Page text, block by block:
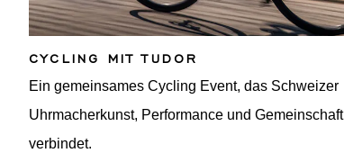
CYCLING MIT TUDOR
Ein gemeinsames Cycling Event, das Schweizer
Uhrmacherkunst, Performance und Gemeinschaft
verbindet.